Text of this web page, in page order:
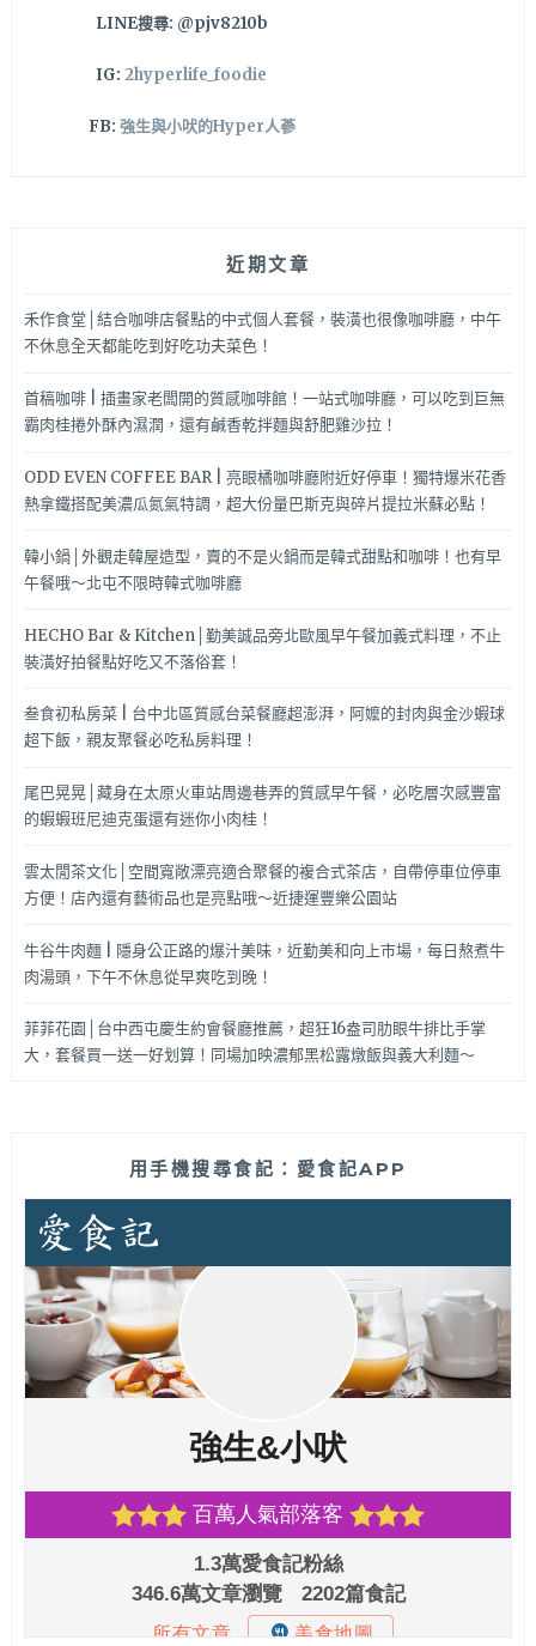
LINE搜尋: @pjv8210b
IG: 2hyperlife_foodie
FB: 強生與小吠的Hyper人蔘
近期文章
禾作食堂│結合咖啡店餐點的中式個人套餐，裝潢也很像咖啡廳，中午
不休息全天都能吃到好吃功夫菜色！
首稿咖啡 | 插畫家老闆開的質感咖啡館！一站式咖啡廳，可以吃到巨無
霸肉桂捲外酥內濕潤，還有鹹香乾拌麵與舒肥雞沙拉！
ODD EVEN COFFEE BAR | 亮眼橘咖啡廳附近好停車！獨特爆米花香
熱拿鐵搭配美濃瓜氮氣特調，超大份量巴斯克與碎片提拉米蘇必點！
韓小鍋│外觀走韓屋造型，賣的不是火鍋而是韓式甜點和咖啡！也有早
午餐哦～北屯不限時韓式咖啡廳
HECHO Bar & Kitchen│勤美誠品旁北歐風早午餐加義式料理，不止
裝潢好拍餐點好吃又不落俗套！
叁食初私房菜 | 台中北區質感台菜餐廳超澎湃，阿嬤的封肉與金沙蝦球
超下飯，親友聚餐必吃私房料理！
尾巴晃晃│藏身在太原火車站周邊巷弄的質感早午餐，必吃層次感豐富
的蝦蝦班尼迪克蛋還有迷你小肉桂！
雲太閒茶文化│空間寬敞漂亮適合聚餐的複合式茶店，自帶停車位停車
方便！店內還有藝術品也是亮點哦～近捷運豐樂公園站
牛谷牛肉麵 | 隱身公正路的爆汁美味，近勤美和向上市場，每日熬煮牛
肉湯頭，下午不休息從早爽吃到晚！
菲菲花園│台中西屯慶生約會餐廳推薦，超狂16盎司肋眼牛排比手掌
大，套餐買一送一好划算！同場加映濃郁黑松露燉飯與義大利麵～
用手機搜尋食記：愛食記APP